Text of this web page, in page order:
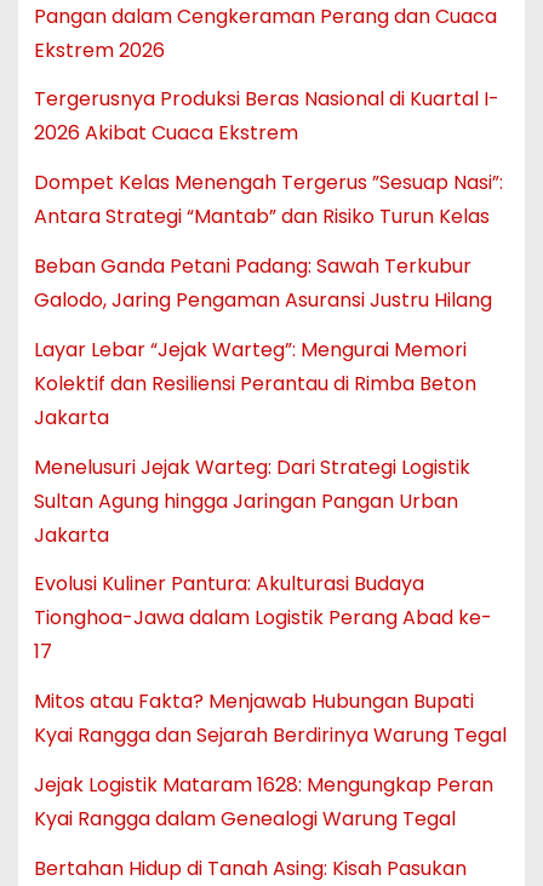
Pangan dalam Cengkeraman Perang dan Cuaca
Ekstrem 2026
Tergerusnya Produksi Beras Nasional di Kuartal I-
2026 Akibat Cuaca Ekstrem
Dompet Kelas Menengah Tergerus ”Sesuap Nasi”:
Antara Strategi “Mantab” dan Risiko Turun Kelas
Beban Ganda Petani Padang: Sawah Terkubur
Galodo, Jaring Pengaman Asuransi Justru Hilang
Layar Lebar “Jejak Warteg”: Mengurai Memori
Kolektif dan Resiliensi Perantau di Rimba Beton
Jakarta
Menelusuri Jejak Warteg: Dari Strategi Logistik
Sultan Agung hingga Jaringan Pangan Urban
Jakarta
Evolusi Kuliner Pantura: Akulturasi Budaya
Tionghoa-Jawa dalam Logistik Perang Abad ke-
17
Mitos atau Fakta? Menjawab Hubungan Bupati
Kyai Rangga dan Sejarah Berdirinya Warung Tegal
Jejak Logistik Mataram 1628: Mengungkap Peran
Kyai Rangga dalam Genealogi Warung Tegal
Bertahan Hidup di Tanah Asing: Kisah Pasukan